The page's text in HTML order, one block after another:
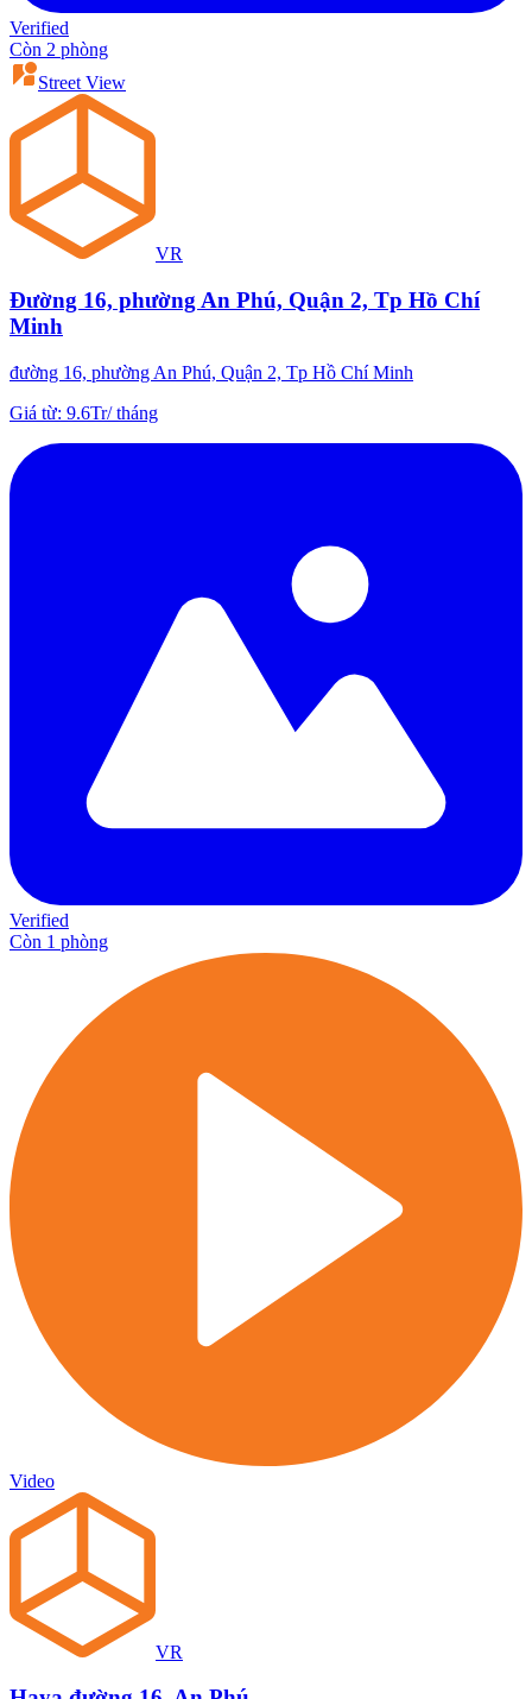
Verified
Còn 2 phòng
Street View
VR
Đường 16, phường An Phú, Quận 2, Tp Hồ Chí
Minh
đường 16, phường An Phú, Quận 2, Tp Hồ Chí Minh
Giá từ: 9.6Tr/tháng
Verified
Còn 1 phòng
Video
VR